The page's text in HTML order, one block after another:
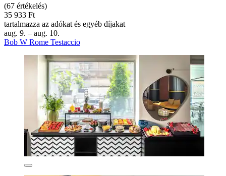
(67 értékelés)
35 933 Ft
tartalmazza az adókat és egyéb díjakat
aug. 9. – aug. 10.
Bob W Rome Testaccio